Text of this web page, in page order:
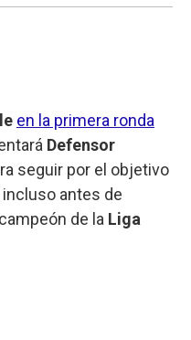
en la primera ronda
Defensor
seguir por el objetivo
antes de
de la Liga